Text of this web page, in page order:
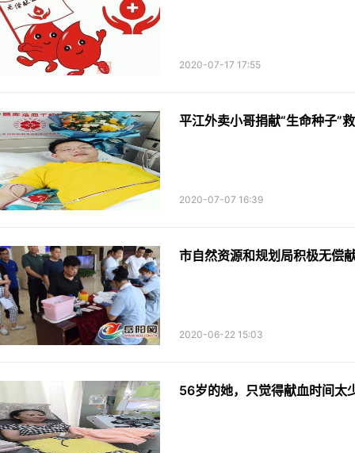
2020-07-17 17:55
平江外卖小哥捐献“生命种子”
2020-07-07 16:39
市自然资源和规划局积极无偿
2020-06-22 15:03
56岁的她，只觉得献血时间太